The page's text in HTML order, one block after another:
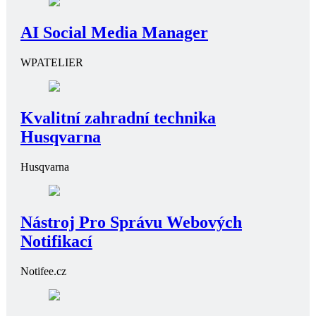
AI Social Media Manager
WPATELIER
Kvalitní zahradní technika
Husqvarna
Husqvarna
Nástroj Pro Správu Webových
Notifikací
Notifee.cz